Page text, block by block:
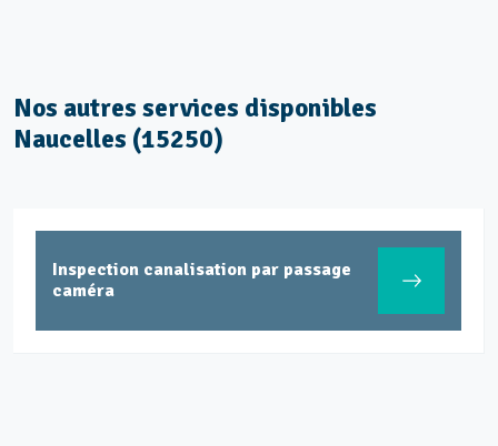
Nos autres services disponibles
Naucelles (15250)
canalisation par passage